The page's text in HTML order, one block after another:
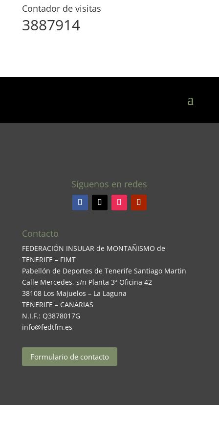
Contador de visitas
3887914
Síguenos en redes
Contacto
FEDERACIÓN INSULAR de MONTAÑISMO de
TENERIFE – FIMT
Pabellón de Deportes de Tenerife Santiago Martin
Calle Mercedes, s/n Planta 3ª Oficina 42
38108 Los Majuelos – La Laguna
TENERIFE – CANARIAS
N.I.F.: Q3878017G
info@fedtfm.es
Formulario de contacto